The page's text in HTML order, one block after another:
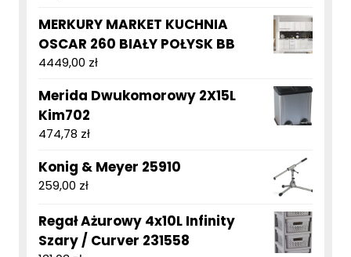
MERKURY MARKET KUCHNIA
OSCAR 260 BIAŁY POŁYSK BB
4449,00 zł
Merida Dwukomorowy 2X15L
Kim702
474,78 zł
Konig & Meyer 25910
259,00 zł
Regał Ażurowy 4x10L Infinity
Szary / Curver 231558